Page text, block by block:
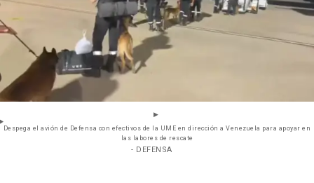
Despega el avión de Defensa con efectivos de la UME en dirección a Venezuela para apoyar en
las labores de rescate
- DEFENSA